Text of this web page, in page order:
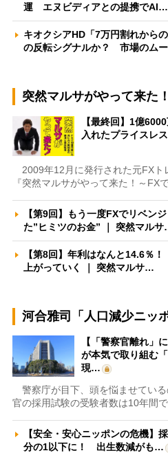
運 エヌビディアとの提携でAI…
キオクシアHD「7万円割れから
の反転シグナルか？ 市場のム
突然マルサがやって来た！
【最終回】1億
入れたプライスレ
2009年12月に発行された元FXト
『突然マルサがやって来た！～FX
【第9回】もう一度FXでリベン
た”ヒミツのお金” ｜ 突然マル
【第8回】年利はなんと14.6％
上がっていく ｜ 突然マルサ…
河合雅司「人口減少ニッ
【「警察官離れ」
が本気で取り組む
現…
警察庁が目下、頭を悩ませてい
官の採用試験の受験者数は10年間
【安全・安心ニッポンの危機】
分の1以下に！ 出生数減がも…